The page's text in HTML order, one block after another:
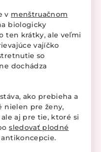
v menštruačnom
biologicky
ten krátky, ale veľmi
vajíčko
so
dochádza
ako prebieha a
nielen pre ženy,
aj pre tie, ktoré si
sledovať plodné